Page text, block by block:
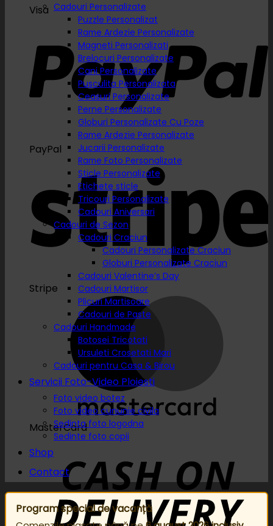
Visa
PayPal
Stripe
MasterCard
Cadouri Personalizate
Puzzle Personalizat
Rame Ardezie Personalizate
Magneti Personalizati
Brelocuri Personalizate
Cani Personalizate
Pusculita Personalizata
Ceasuri Personalizate
Perne Personalizate
Globuri Personalizate Cu Poze
Rame Ardezie Personalizate
Jucarii Personalizate
Rame Foto Personalizate
Sticle Personalizate
Etichete sticle
Tricouri Personalizate
Cadouri Aniversari
Cadouri de Sezon
Cadouri Craciun
Cadouri Personalizate Craciun
Globuri Personalizate Craciun
Cadouri Valentine’s Day
Cadouri Martisor
Plicuri Martisoare
Cadouri de Paste
Cadouri Handmade
Botosei Tricotati
Ursuleti Crosetati Mari
Cadouri pentru Casa & Birou
Servicii Foto-Video Ploiesti
Foto video botez
Foto video cununie civila
Sedinta foto logodna
Sedinte foto copii
Shop
Contact
Program special de vacanță